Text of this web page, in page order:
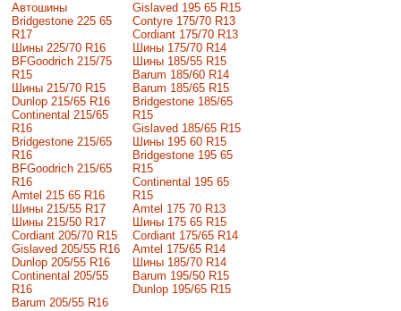
Автошины
Bridgestone 225 65
R17
Шины 225/70 R16
BFGoodrich 215/75
R15
Шины 215/70 R15
Dunlop 215/65 R16
Continental 215/65
R16
Bridgestone 215/65
R16
BFGoodrich 215/65
R16
Amtel 215 65 R16
Шины 215/55 R17
Шины 215/50 R17
Сordiant 205/70 R15
Gislaved 205/55 R16
Dunlop 205/55 R16
Continental 205/55
R16
Barum 205/55 R16
Gislaved 195 65 R15
Contyre 175/70 R13
Cordiant 175/70 R13
Шины 175/70 R14
Шины 185/55 R15
Barum 185/60 R14
Barum 185/65 R15
Bridgestone 185/65
R15
Gislaved 185/65 R15
Шины 195 60 R15
Bridgestone 195 65
R15
Continental 195 65
R15
Amtel 175 70 R13
Шины 175 65 R15
Cordiant 175/65 R14
Amtel 175/65 R14
Шины 185/70 R14
Barum 195/50 R15
Dunlop 195/65 R15